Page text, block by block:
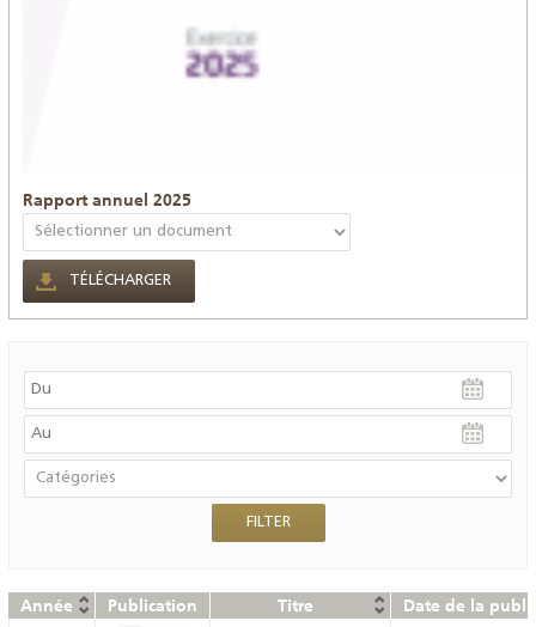
Rapport annuel 2025
TÉLÉCHARGER
Année Publication Titre Date de la